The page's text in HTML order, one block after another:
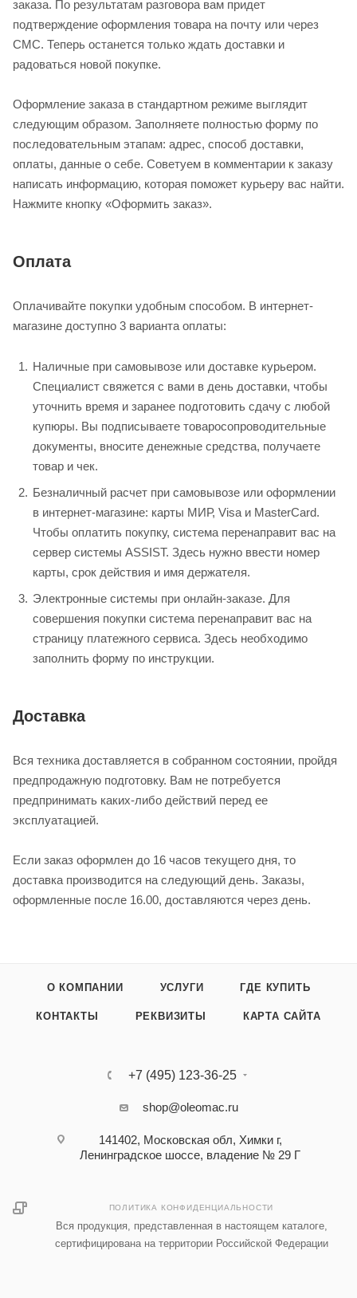
заказа. По результатам разговора вам придет
подтверждение оформления товара на почту или через
СМС. Теперь останется только ждать доставки и
радоваться новой покупке.
Оформление заказа в стандартном режиме выглядит
следующим образом. Заполняете полностью форму по
последовательным этапам: адрес, способ доставки,
оплаты, данные о себе. Советуем в комментарии к заказу
написать информацию, которая поможет курьеру вас найти.
Нажмите кнопку «Оформить заказ».
Оплата
Оплачивайте покупки удобным способом. В интернет-
магазине доступно 3 варианта оплаты:
Наличные при самовывозе или доставке курьером.
Специалист свяжется с вами в день доставки, чтобы
уточнить время и заранее подготовить сдачу с любой
купюры. Вы подписываете товаросопроводительные
документы, вносите денежные средства, получаете
товар и чек.
Безналичный расчет при самовывозе или оформлении
в интернет-магазине: карты МИР, Visa и MasterCard.
Чтобы оплатить покупку, система перенаправит вас на
сервер системы ASSIST. Здесь нужно ввести номер
карты, срок действия и имя держателя.
Электронные системы при онлайн-заказе. Для
совершения покупки система перенаправит вас на
страницу платежного сервиса. Здесь необходимо
заполнить форму по инструкции.
Доставка
Вся техника доставляется в собранном состоянии, пройдя
предпродажную подготовку. Вам не потребуется
предпринимать каких-либо действий перед ее
эксплуатацией.
Если заказ оформлен до 16 часов текущего дня, то
доставка производится на следующий день. Заказы,
оформленные после 16.00, доставляются через день.
О КОМПАНИИ УСЛУГИ ГДЕ КУПИТЬ
КОНТАКТЫ РЕКВИЗИТЫ КАРТА САЙТА
+7 (495) 123-36-25‬
shop@oleomac.ru
141402, Московская обл, Химки г,
Ленинградское шоссе, владение № 29 Г
ПОЛИТИКА КОНФИДЕНЦИАЛЬНОСТИ
Вся продукция, представленная в настоящем каталоге,
сертифицирована на территории Российской Федерации